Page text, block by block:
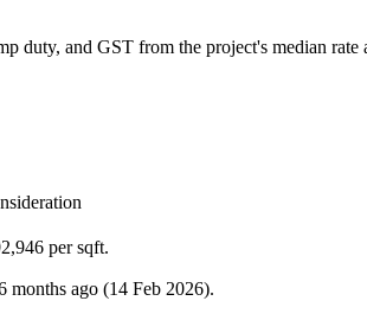
duty, and GST from the project's median rate
per sqft.
months ago (14 Feb 2026).